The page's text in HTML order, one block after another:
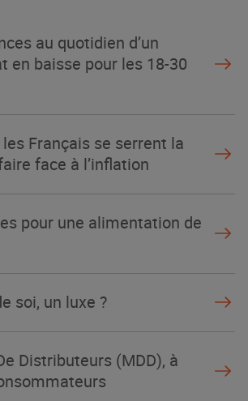
au quotidien d’un
en baisse pour les 18-30
Français se serrent la
face à l’inflation
pour une alimentation de
soi, un luxe ?
Distributeurs (MDD), à